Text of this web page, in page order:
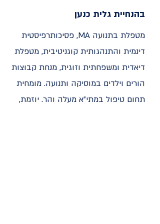
בהנחיית גלית כנען
מטפלת בתנועה MA, פסיכותרפיסטית
דינמית והתנהגותית קוגניטיבית, מטפלת
דיאדית ומשפחתית וזוגית, מנחת קבוצות
הורים וילדים במוסיקה ותנועה. מומחית
תחום טיפול במתי"א מעלה והר. יוזמת,